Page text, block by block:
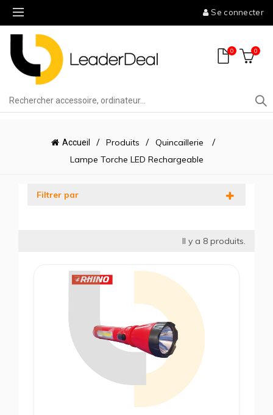
Se connecter
0 0
Accueil Produits
Quincaillerie
Lampe Torche LED Rechargeable
Filtrer par
Il y a 8 produits.